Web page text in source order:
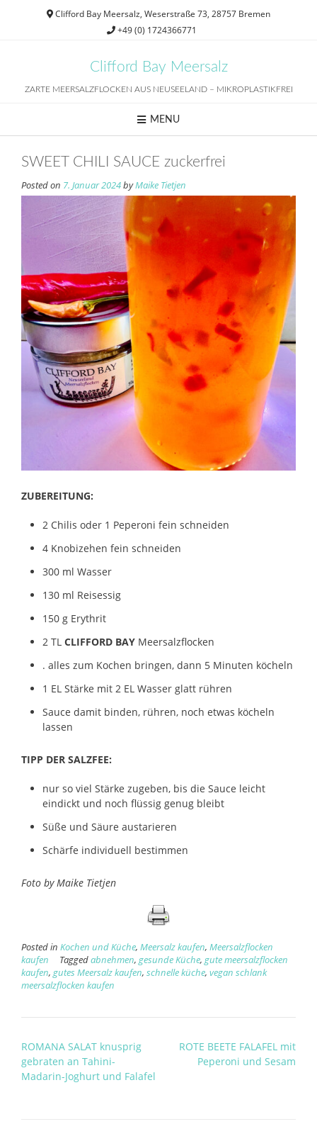
Clifford Bay Meersalz, Weserstraße 73, 28757 Bremen
+49 (0) 1724366771
Clifford Bay Meersalz
ZARTE MEERSALZFLOCKEN AUS NEUSEELAND – MIKROPLASTIKFREI
MENU
SWEET CHILI SAUCE zuckerfrei
Posted on 7. Januar 2024byMaike Tietjen
ZUBEREITUNG:
2 Chilis oder 1 Peperoni fein schneiden
4 Knobizehen fein schneiden
300 ml Wasser
130 ml Reisessig
150 g Erythrit
2 TL CLIFFORD BAY Meersalzflocken
. alles zum Kochen bringen, dann 5 Minuten köcheln
1 EL Stärke mit 2 EL Wasser glatt rühren
Sauce damit binden, rühren, noch etwas köcheln
lassen
TIPP DER SALZFEE:
nur so viel Stärke zugeben, bis die Sauce leicht
eindickt und noch flüssig genug bleibt
Süße und Säure austarieren
Schärfe individuell bestimmen
Foto by Maike Tietjen
Posted in Kochen und Küche, Meersalz kaufen, Meersalzflocken
kaufen
Taggedabnehmen, gesunde Küche, gute meersalzflocken
kaufen, gutes Meersalz kaufen, schnelle küche, vegan schlank
meersalzflocken kaufen
Post
navigation
ROMANA SALAT knusprig
gebraten an Tahini-
Madarin-Joghurt und Falafel
ROTE BEETE FALAFEL mit
Peperoni und Sesam